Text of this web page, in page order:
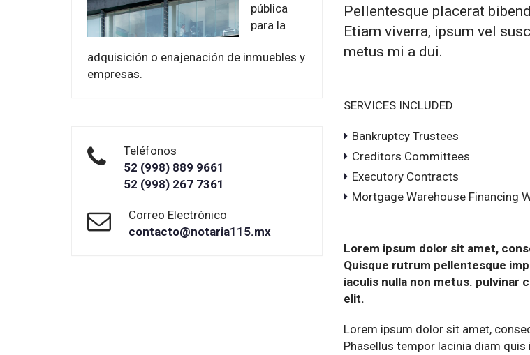
Pellentesque placerat
Etiam viverra, ipsum vel
metus mi a dui.
SERVICES INCLUDED
Bankruptcy Trustees
Creditors Committees
Executory Contracts
Mortgage Warehouse Financing
Lorem ipsum dolor sit amet,
Quisque rutrum pellentesque
iaculis nulla non metus. pulvinar
elit.
Lorem ipsum dolor sit amet,
Phasellus tempor lacinia diam
pública
para la
adquisición o enajenación de inmuebles y
empresas.
Teléfonos
52 (998) 889 9661
52 (998) 267 7361
Correo Electrónico
contacto@notaria115.mx